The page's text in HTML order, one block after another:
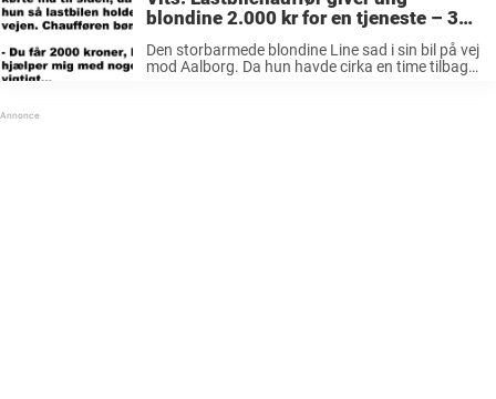
blondine 2.000 kr for en tjeneste – 3
Den storbarmede blondine Line sad i sin bil på vej
mod Aalborg. Da hun havde cirka en time tilbage